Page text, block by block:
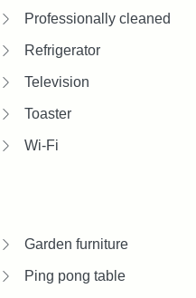
Professionally cleaned
Refrigerator
Television
Toaster
Wi-Fi
Garden furniture
Ping pong table